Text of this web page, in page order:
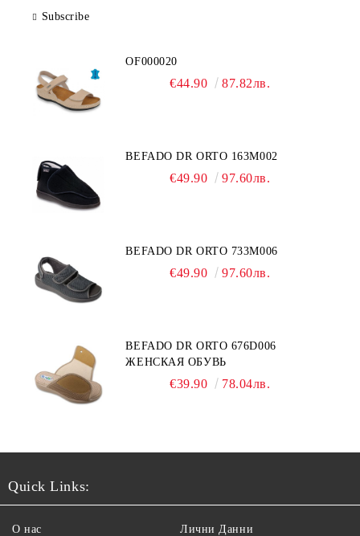
Subscribe
OF000020
€44.90 87.82лв.
BEFADO DR ORTO 163M002
€49.90 97.60лв.
BEFADO DR ORTO 733M006
€49.90 97.60лв.
BEFADO DR ORTO 676D006
ЖЕНСКАЯ ОБУВЬ
€39.90 78.04лв.
Quick Links:
О нас Лични Данни